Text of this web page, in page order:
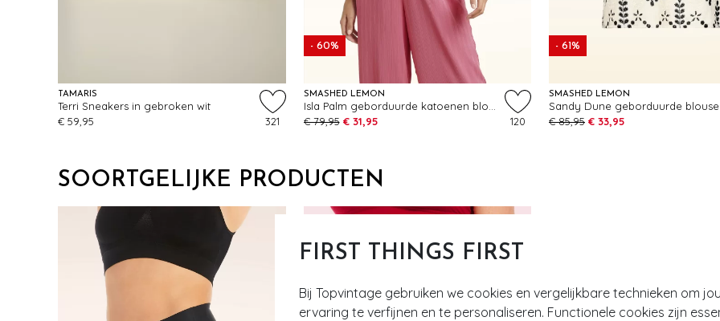
FIRST THINGS FIRST
Bij Topvintage gebruiken we cookies en vergelijkbare technieken om
ervaring te verfijnen en te personaliseren. Functionele cookies zijn
TAMARIS
Terri Sneakers in gebroken wit
€ 59,95
321
- 60%
SMASHED LEMON
€ 79,95 € 31,95 120
- 61%
SMASHED LEMON
€ 85,95 € 33,95
SOORTGELIJKE PRODUCTEN